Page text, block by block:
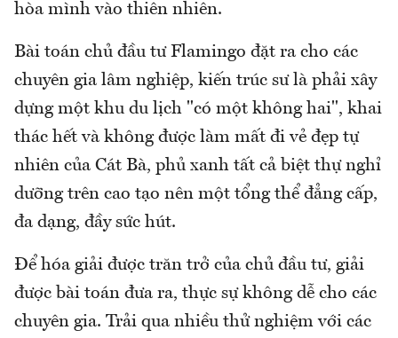
hòa mình vào thiên nhiên.
Bài toán chủ đầu tư Flamingo đặt ra cho các
chuyên gia lâm nghiệp, kiến trúc sư là phải xây
dựng một khu du lịch "có một không hai", khai
thác hết và không được làm mất đi vẻ đẹp tự
nhiên của Cát Bà, phủ xanh tất cả biệt thự nghỉ
dưỡng trên cao tạo nên một tổng thể đẳng cấp,
đa dạng, đầy sức hút.
Để hóa giải được trăn trở của chủ đầu tư, giải
được bài toán đưa ra, thực sự không dễ cho các
chuyên gia. Trải qua nhiều thử nghiệm với các